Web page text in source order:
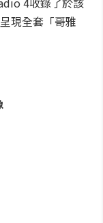
現全套「哥雅